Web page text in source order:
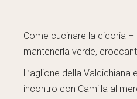
Come cucinare la cicoria
mantenerla verde,
L’aglione della
incontro con Camilla al